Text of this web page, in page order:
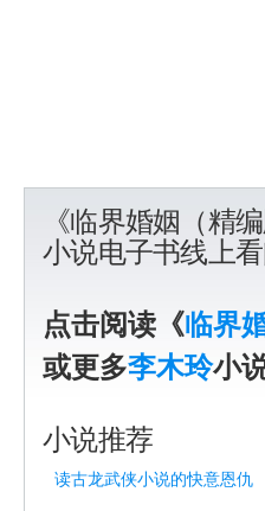
《临界婚姻（精
小说电子书线上
点击阅读《临界
或更多李木玲小
小说推荐
读古龙武侠小说的快意恩仇